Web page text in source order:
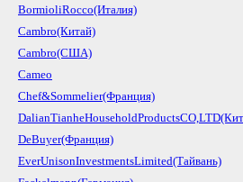
BormioliRocco(Италия)
Cambro(Китай)
Cambro(США)
Cameo
Chef&Sommelier(Франция)
DeBuyer(Франция)
EverUnisonInvestmentsLimited(Тайвань)